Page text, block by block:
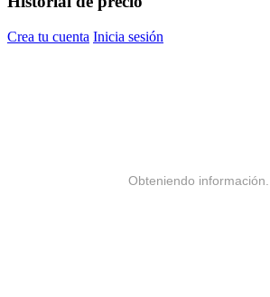
Crea tu cuenta Inicia sesión
Obteniendo información...